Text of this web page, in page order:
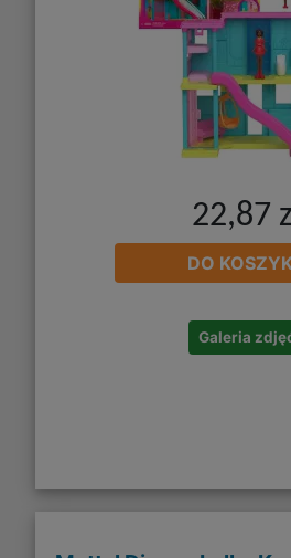
22,87
DO
Galeria